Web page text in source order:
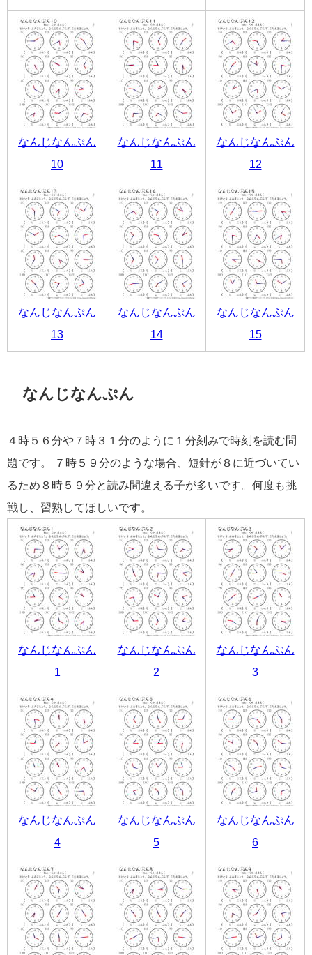
なんじなんぷん
10
なんじなんぷん
11
なんじなんぷん
12
なんじなんぷん
13
なんじなんぷん
14
なんじなんぷん
15
なんじなんぷん
４時５６分や７時３１分のように１分刻みで時刻を読む問
題です。 ７時５９分のような場合、短針が８に近づいてい
るため８時５９分と読み間違える子が多いです。何度も挑
戦し、習熟してほしいです。
なんじなんぷん
1
なんじなんぷん
2
なんじなんぷん
3
なんじなんぷん
4
なんじなんぷん
5
なんじなんぷん
6